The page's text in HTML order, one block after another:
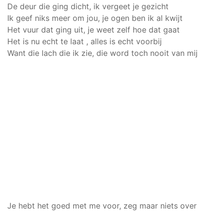
De deur die ging dicht, ik vergeet je gezicht
Ik geef niks meer om jou, je ogen ben ik al kwijt
Het vuur dat ging uit, je weet zelf hoe dat gaat
Het is nu echt te laat , alles is echt voorbij
Want die lach die ik zie, die word toch nooit van mij
Je hebt het goed met me voor, zeg maar niets over